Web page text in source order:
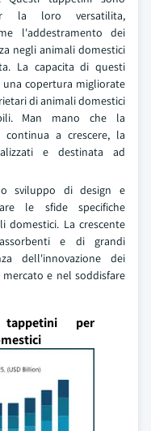
la loro versatilita,
l'addestramento dei
negli animali domestici
La capacita di questi
copertura migliorate
di animali domestici
Man mano che la
a crescere, la
e destinata ad
sviluppo di design e
le sfide specifiche
La crescente
e di grandi
dell'innovazione dei
e nel soddisfare
per